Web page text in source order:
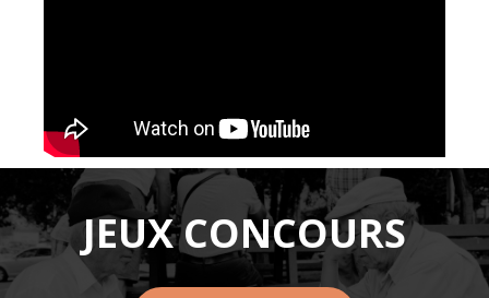
JEUX CONCOURS